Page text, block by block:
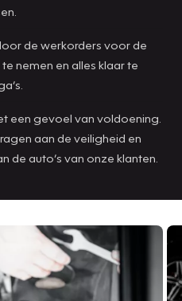
de werkorders voor de
nemen en alles klaar te
een gevoel van voldoening.
aan de veiligheid en
de auto’s van onze klanten.